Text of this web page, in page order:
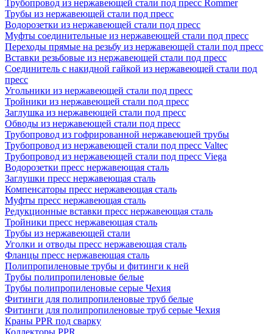
Трубопровод из нержавеющей стали под пресс Rommer
Трубы из нержавеющей стали под пресс
Водорозетки из нержавеющей стали под пресс
Муфты соединительные из нержавеющей стали под пресс
Переходы прямые на резьбу из нержавеющей стали под пресс
Вставки резьбовые из нержавеющей стали под пресс
Соединитель с накидной гайкой из нержавеющей стали под
пресс
Угольники из нержавеющей стали под пресс
Тройники из нержавеющей стали под пресс
Заглушка из нержавеющей стали под пресс
Обводы из нержавеющей стали под пресс
Трубопровод из гофрированной нержавеющей трубы
Трубопровод из нержавеющей стали под пресс Valtec
Трубопровод из нержавеющей стали под пресс Viega
Водорозетки пресс нержавеющая сталь
Заглушки пресс нержавеющая сталь
Компенсаторы пресс нержавеющая сталь
Муфты пресс нержавеющая сталь
Редукционные вставки пресс нержавеющая сталь
Тройники пресс нержавеющая сталь
Трубы из нержавеющей стали
Уголки и отводы пресс нержавеющая сталь
Фланцы пресс нержавеющая сталь
Полипропиленовые трубы и фитинги к ней
Трубы полипропиленовые белые
Трубы полипропиленовые серые Чехия
Фитинги для полипропиленовые труб белые
Фитинги для полипропиленовые труб серые Чехия
Краны PPR под сварку
Коллекторы PPR